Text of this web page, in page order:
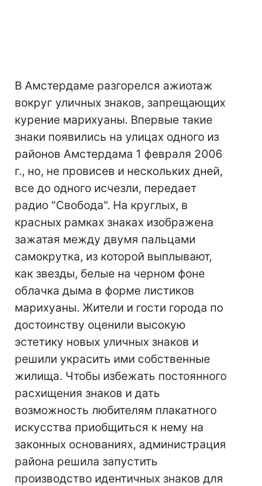
В Амстердаме разгорелся ажиотаж
вокруг уличных знаков, запрещающих
курение марихуаны. Впервые такие
знаки появились на улицах одного из
районов Амстердама 1 февраля 2006
г., но, не провисев и нескольких дней,
все до одного исчезли, передает
радио "Свобода". На круглых, в
красных рамках знаках изображена
зажатая между двумя пальцами
самокрутка, из которой выплывают,
как звезды, белые на черном фоне
облачка дыма в форме листиков
марихуаны. Жители и гости города по
достоинству оценили высокую
эстетику новых уличных знаков и
решили украсить ими собственные
жилища. Чтобы избежать постоянного
расхищения знаков и дать
возможность любителям плакатного
искусства приобщиться к нему на
законных основаниях, администрация
района решила запустить
производство идентичных знаков для